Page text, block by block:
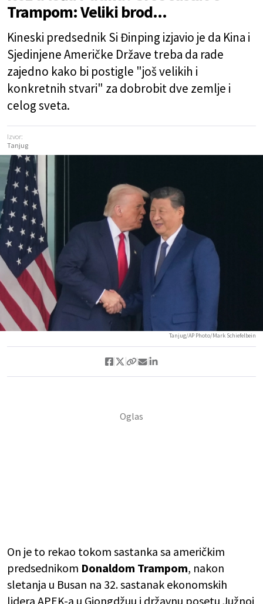
Trampom: Veliki brod...
Kineski predsednik Si Đinping izjavio je da Kina i
Sjedinjene Američke Države treba da rade
zajedno kako bi postigle "još velikih i
konkretnih stvari" za dobrobit dve zemlje i
celog sveta.
Izvor:
Tanjug
Tanjug/AP Photo/Mark Schiefelbein
On je to rekao tokom sastanka sa američkim
predsednikom Donaldom Trampom, nakon
sletanja u Busan na 32. sastanak ekonomskih
lidera APEK-a u Gjongdžuu i državnu posetu Južnoj